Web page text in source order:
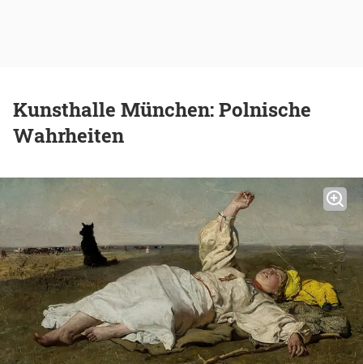
Kunsthalle München: Polnische
Wahrheiten